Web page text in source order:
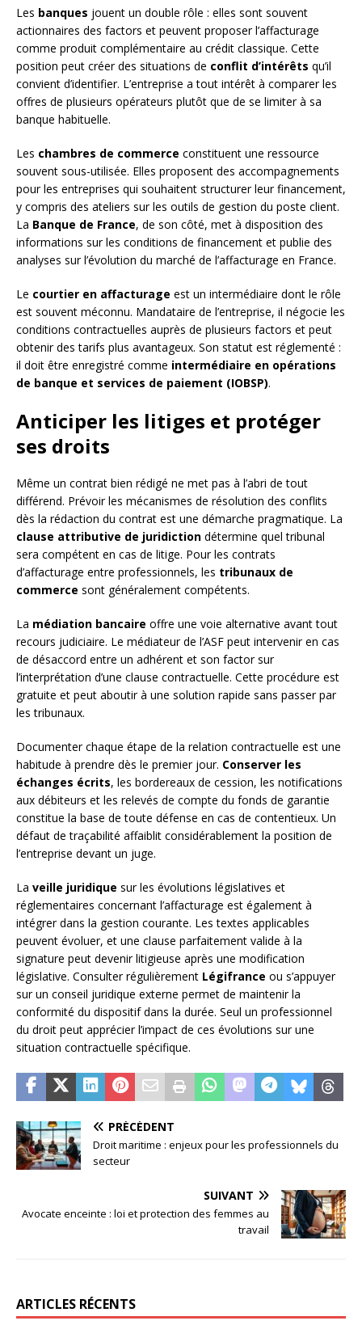
Les banques jouent un double rôle : elles sont souvent
actionnaires des factors et peuvent proposer l’affacturage
comme produit complémentaire au crédit classique. Cette
position peut créer des situations de conflit d’intérêts qu’il
convient d’identifier. L’entreprise a tout intérêt à comparer les
offres de plusieurs opérateurs plutôt que de se limiter à sa
banque habituelle.
Les chambres de commerce constituent une ressource
souvent sous-utilisée. Elles proposent des accompagnements
pour les entreprises qui souhaitent structurer leur financement,
y compris des ateliers sur les outils de gestion du poste client.
La Banque de France, de son côté, met à disposition des
informations sur les conditions de financement et publie des
analyses sur l’évolution du marché de l’affacturage en France.
Le courtier en affacturage est un intermédiaire dont le rôle
est souvent méconnu. Mandataire de l’entreprise, il négocie les
conditions contractuelles auprès de plusieurs factors et peut
obtenir des tarifs plus avantageux. Son statut est réglementé :
il doit être enregistré comme intermédiaire en opérations
de banque et services de paiement (IOBSP).
Anticiper les litiges et protéger
ses droits
Même un contrat bien rédigé ne met pas à l’abri de tout
différend. Prévoir les mécanismes de résolution des conflits
dès la rédaction du contrat est une démarche pragmatique. La
clause attributive de juridiction détermine quel tribunal
sera compétent en cas de litige. Pour les contrats
d’affacturage entre professionnels, les tribunaux de
commerce sont généralement compétents.
La médiation bancaire offre une voie alternative avant tout
recours judiciaire. Le médiateur de l’ASF peut intervenir en cas
de désaccord entre un adhérent et son factor sur
l’interprétation d’une clause contractuelle. Cette procédure est
gratuite et peut aboutir à une solution rapide sans passer par
les tribunaux.
Documenter chaque étape de la relation contractuelle est une
habitude à prendre dès le premier jour. Conserver les
échanges écrits, les bordereaux de cession, les notifications
aux débiteurs et les relevés de compte du fonds de garantie
constitue la base de toute défense en cas de contentieux. Un
défaut de traçabilité affaiblit considérablement la position de
l’entreprise devant un juge.
La veille juridique sur les évolutions législatives et
réglementaires concernant l’affacturage est également à
intégrer dans la gestion courante. Les textes applicables
peuvent évoluer, et une clause parfaitement valide à la
signature peut devenir litigieuse après une modification
législative. Consulter régulièrement Légifrance ou s’appuyer
sur un conseil juridique externe permet de maintenir la
conformité du dispositif dans la durée. Seul un professionnel
du droit peut apprécier l’impact de ces évolutions sur une
situation contractuelle spécifique.
PRÉCÉDENT
Droit maritime : enjeux pour les professionnels du
secteur
SUIVANT
Avocate enceinte : loi et protection des femmes au
travail
ARTICLES RÉCENTS